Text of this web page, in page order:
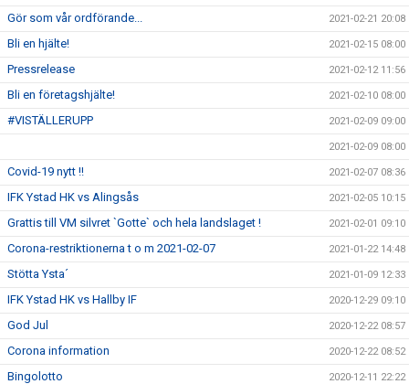
Gör som vår ordförande... 2021-02-21 20:08
Bli en hjälte! 2021-02-15 08:00
Pressrelease 2021-02-12 11:56
Bli en företagshjälte! 2021-02-10 08:00
#VISTÄLLERUPP 2021-02-09 09:00
2021-02-09 08:00
Covid-19 nytt !! 2021-02-07 08:36
IFK Ystad HK vs Alingsås 2021-02-05 10:15
Grattis till VM silvret `Gotte` och hela landslaget ! 2021-02-01 09:10
Corona-restriktionerna t o m 2021-02-07 2021-01-22 14:48
Stötta Ysta´ 2021-01-09 12:33
IFK Ystad HK vs Hallby IF 2020-12-29 09:10
God Jul 2020-12-22 08:57
Corona information 2020-12-22 08:52
Bingolotto 2020-12-11 22:22